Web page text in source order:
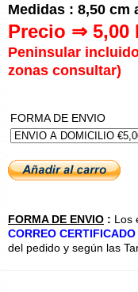
Medidas : 8,50 cm
Precio ⇒ 5,00
Peninsular
zonas consultar)
FORMA DE ENVIO
FORMA DE ENVIO : Los
CORREO CERTIFICADO
del pedido y según las